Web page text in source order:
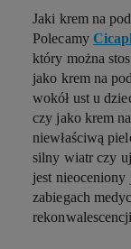
Jaki krem na
Polecamy
który można
jako krem na
wokół ust u
czy jako krem
niewłaściwą
silny wiatr czy
jest
zabiegach